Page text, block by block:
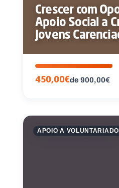
Crescer com
Apoio Social a
Jovens
450,00€de 900,00€
APOIO A VOLUNTARIADO